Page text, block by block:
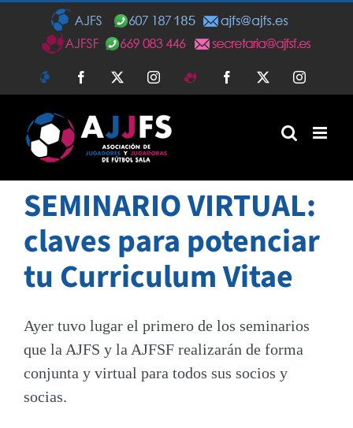
contenido
AJFS FacebookTwitterInstagram
AJFSF FacebookTwitterInstagram
SEMINARIO VIRTUAL:
claves para potenciar
tu Curriculum Vitae
Ayer tuvo lugar el primero de los seminarios
que la AJFS y la AJFSF realizarán de forma
conjunta y virtual para todos sus socios y
socias.